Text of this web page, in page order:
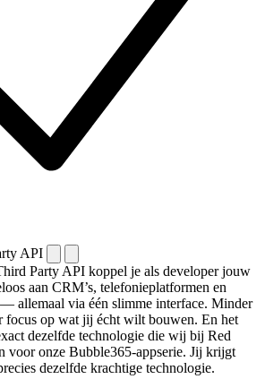
API
Party API koppel je als developer jouw
aan CRM’s, telefonieplatformen en
allemaal via één slimme interface. Minder
focus op wat jij écht wilt bouwen. En het
dezelfde technologie die wij bij Red
voor onze Bubble365-appserie. Jij krijgt
dezelfde krachtige technologie.